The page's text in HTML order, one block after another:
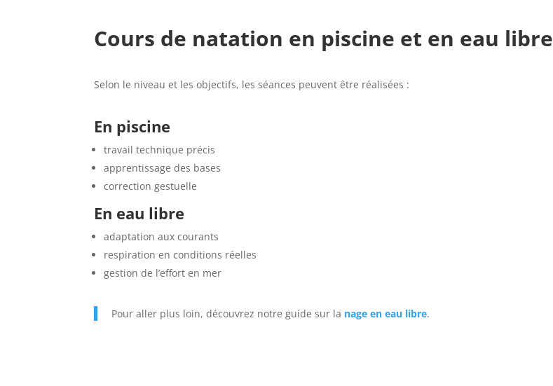
Cours de natation en piscine et en eau libre
Selon le niveau et les objectifs, les séances peuvent être réalisées :
En piscine
travail technique précis
apprentissage des bases
correction gestuelle
En eau libre
adaptation aux courants
respiration en conditions réelles
gestion de l’effort en mer
Pour aller plus loin, découvrez notre guide sur la nage en eau libre.